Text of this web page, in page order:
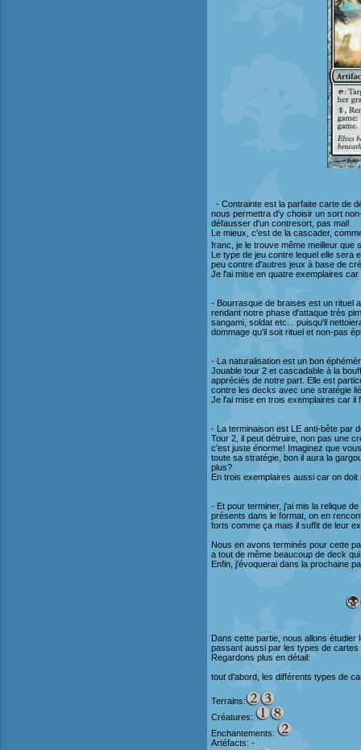
- Contrainte est la parfaite carte de
nous permettra d'y choisir un sort
défausser d'un contresort, pas mal!
Le mieux, c'est de la cascader,
franc, je le trouve même meilleur que
Le type de jeu contre lequel elle sera
peu contre d'autres jeux à base de
Je l'ai mise en quatre exemplaires
- Bourrasque de braises est un rituel
rendant notre phase d'attaque très
sangami, soldat etc... puisqu'il
dommage qu'il soit rituel et non-pas
- La naturalisation est un bon
Jouable tour 2 et cascadable à la
appréciés de notre part. Elle est
contre les decks avec une stratégie
Je l'ai mise en trois exemplaires car il
- La terminaison est LE anti-bête par
Tour 2, il peut détruire, non pas une
c'est juste énorme! Imaginez que
toute sa stratégie, bon il aura la
plus?
En trois exemplaires aussi car on
- Et pour terminer, j'ai mis la relique
présents dans le format, on en
forts comme ça mais il suffit de leur
Nous en avons terminés pour cette
a tout de même beaucoup de deck
Enfin, j'évoquerai dans la prochaine
Dans cette partie, nous allons
passant aussi par les types de cartes
Regardons plus en détail:
tout d'abord, les différents types de
Terrains:
Créatures:
Enchantements:
Artéfacts: -